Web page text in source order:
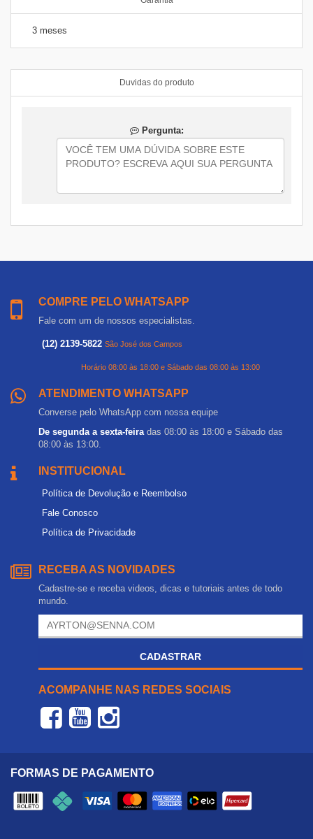
3 meses
Duvidas do produto
Pergunta:
COMPRE PELO WHATSAPP
Fale com um de nossos especialistas.
(12) 2139-5822 São José dos Campos
Horário 08:00 às 18:00 e Sábado das 08:00 às 13:00
ATENDIMENTO WHATSAPP
Converse pelo WhatsApp com nossa equipe
De segunda a sexta-feira das 08:00 às 18:00 e Sábado das
08:00 às 13:00.
INSTITUCIONAL
Política de Devolução e Reembolso
Fale Conosco
Política de Privacidade
RECEBA AS NOVIDADES
Cadastre-se e receba videos, dicas e tutoriais antes de todo
mundo.
CADASTRAR
ACOMPANHE NAS REDES SOCIAIS
FORMAS DE PAGAMENTO